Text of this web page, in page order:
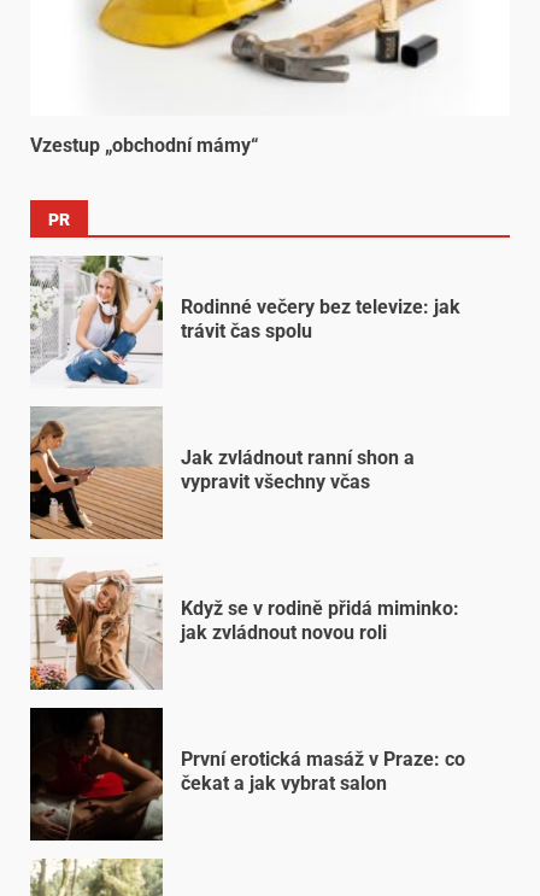
Vzestup „obchodní mámy“
PR
Rodinné večery bez televize: jak
trávit čas spolu
Jak zvládnout ranní shon a
vypravit všechny včas
Když se v rodině přidá miminko:
jak zvládnout novou roli
První erotická masáž v Praze: co
čekat a jak vybrat salon